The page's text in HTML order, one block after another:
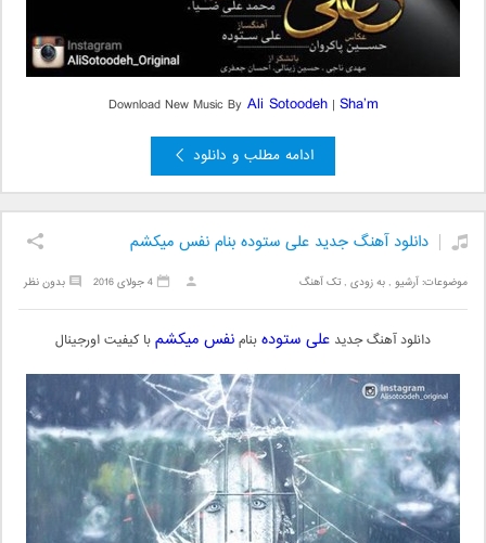
Download New Music ByAli Sotoodeh| Sha’m
ادامه مطلب و دانلود
دانلود آهنگ جدید علی ستوده بنام نفس میکشم
موضوعات:آرشیو ,به زودی ,تک آهنگ بدون نظر 4 جولای 2016
دانلود آهنگ جدید علی ستودهبنامنفس میکشمبا کیفیت اورجینال